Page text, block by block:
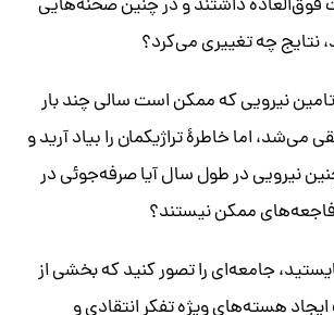
فوق‌العاده داشتند و در چنین صحنه‌هایی
نتایج چه تغییری می‌کرد؟
نیرویی که ممکن است سالی چند بار
می‌شد، اما خاطرۀ تراژیکمان را بیاد آرید و
نیرویی در طول سال آیا صرفه‌جوئی در
ممکن نیستند؟
جامعه‌ای را تصور کنید که بخشی از
هسته‌های ویژه تفکر انتقادی و